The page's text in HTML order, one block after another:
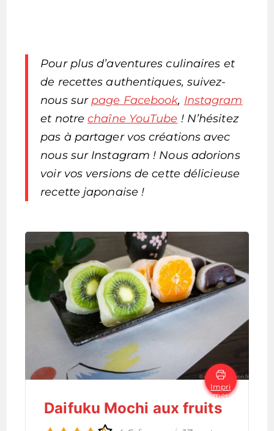
Pour plus d’aventures culinaires et
de recettes authentiques, suivez-
nous sur page Facebook, Instagram
et notrechaîne YouTube ! N’hésitez
pas à partager vos créations avec
nous sur Instagram ! Nous adorions
voir vos versions de cette délicieuse
recette japonaise !
Impri
mer
Daifuku Mochi aux fruits